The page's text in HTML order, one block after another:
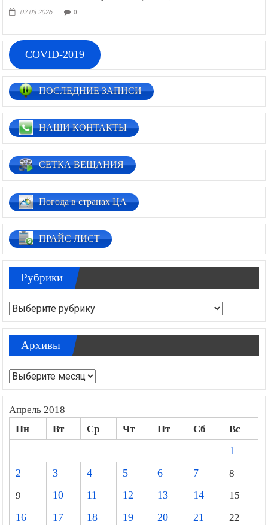
02.03.2026 0
COVID-2019
ПОСЛЕДНИЕ ЗАПИСИ
НАШИ КОНТАКТЫ
СЕТКА ВЕЩАНИЯ
Погода в странах ЦА
ПРАЙС ЛИСТ
Рубрики
Рубрики
Архивы
Архивы
Апрель 2018
Пн Вт Ср Чт Пт Сб
Вс
1
2
3 4 5 6 7
8
9
10 11 12 13 14
15
16
17 18 19 20 21
22